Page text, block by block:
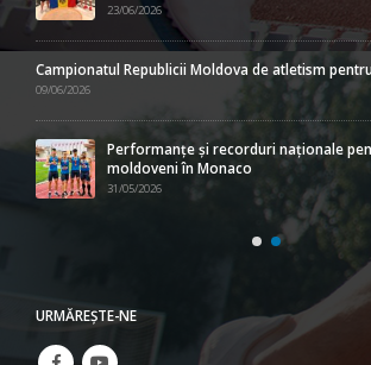
23/06/2026
Campionatul Republicii Moldova de atletism
09/06/2026
Performanțe și recorduri naționale
moldoveni în Monaco
31/05/2026
URMĂREŞTE-NE